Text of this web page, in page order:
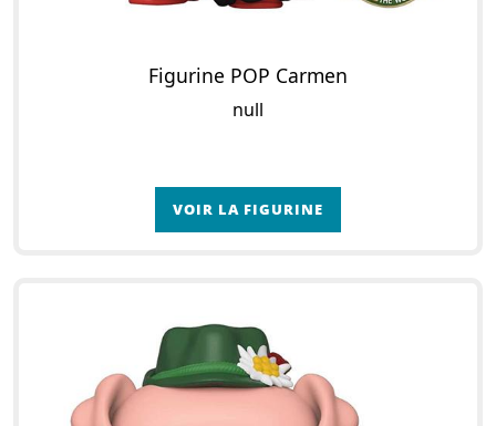
Figurine POP Carmen
null
VOIR LA FIGURINE